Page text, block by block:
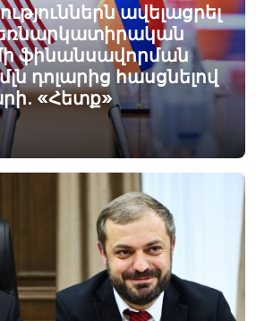
ավելացրել
ֆինանսավորման
դոլարից հասցնելով
«Հետք»